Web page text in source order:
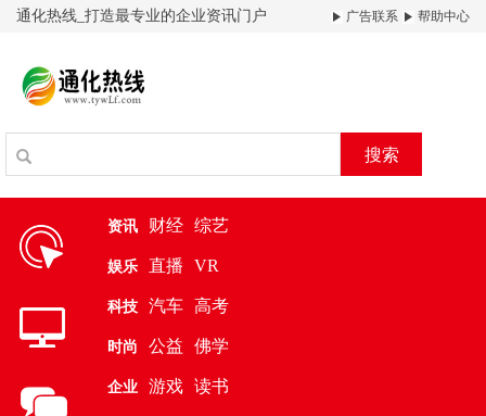
通化热线_打造最专业的企业资讯门户 广告联系 帮助中心
搜索
资讯 财经 综艺
娱乐 直播 VR
科技 汽车 高考
时尚 公益 佛学
企业 游戏 读书